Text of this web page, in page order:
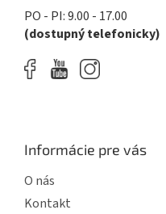
PO - PI: 9.00 - 17.00
(dostupný telefonicky)
Informácie pre vás
O nás
Kontakt